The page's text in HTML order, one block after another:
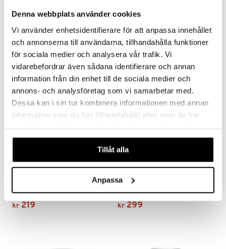
Denna webbplats använder cookies
Vi använder enhetsidentifierare för att anpassa innehållet
och annonserna till användarna, tillhandahålla funktioner
för sociala medier och analysera vår trafik. Vi
vidarebefordrar även sådana identifierare och annan
information från din enhet till de sociala medier och
annons- och analysföretag som vi samarbetar med.
Dessa kan i sin tur kombinera informationen med annan
information som du har tillhandahållit eller som de har
våra cookies vid fortsatt användande av vår webbplats.
Tillåt alla
Anpassa
SELF OMNINUTRITION
109
SELF OMNINUTRITION
299
Kosttilskudd med tribulus terrestris.
kr 219
SELF Waterloss
SELF OMNINUTRITION
Kosttilskudd med urter.
kr 299